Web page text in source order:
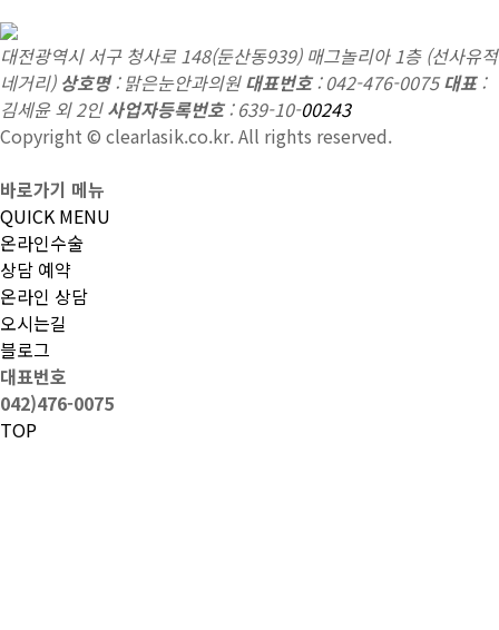
대전광역시 서구 청사로 148(둔산동939) 매그놀리아 1층 (선사유적
네거리) 상호명: 맑은눈안과의원대표번호: 042-476-0075대표:
김세윤 외 2인사업자등록번호: 639-10-00243
Copyright © clearlasik.co.kr. All rights reserved.
바로가기 메뉴
QUICK MENU
온라인수술
상담 예약
온라인 상담
오시는길
블로그
대표번호
042)476-0075
TOP